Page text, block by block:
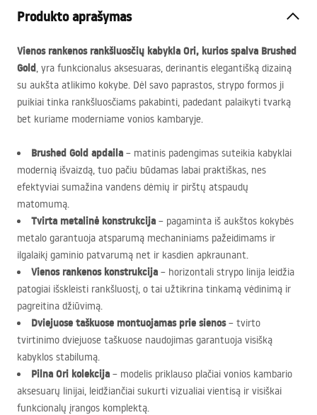
Produkto aprašymas
Vienos rankenos rankšluosčių kabykla Ori, kurios spalva Brushed
Gold, yra funkcionalus aksesuaras, derinantis elegantišką dizainą
su aukšta atlikimo kokybe. Dėl savo paprastos, strypo formos ji
puikiai tinka rankšluosčiams pakabinti, padedant palaikyti tvarką
bet kuriame moderniame vonios kambaryje.
Brushed Gold apdaila – matinis padengimas suteikia kabyklai
modernią išvaizdą, tuo pačiu būdamas labai praktiškas, nes
efektyviai sumažina vandens dėmių ir pirštų atspaudų
matomumą.
Tvirta metalinė konstrukcija – pagaminta iš aukštos kokybės
metalo garantuoja atsparumą mechaniniams pažeidimams ir
ilgalaikį gaminio patvarumą net ir kasdien apkraunant.
Vienos rankenos konstrukcija – horizontali strypo linija leidžia
patogiai išskleisti rankšluostį, o tai užtikrina tinkamą vėdinimą ir
pagreitina džiūvimą.
Dviejuose taškuose montuojamas prie sienos– tvirto
tvirtinimo dviejuose taškuose naudojimas garantuoja visišką
kabyklos stabilumą.
Pilna Ori kolekcija – modelis priklauso plačiai vonios kambario
aksesuarų linijai, leidžiančiai sukurti vizualiai vientisą ir visiškai
funkcionalų įrangos komplektą.